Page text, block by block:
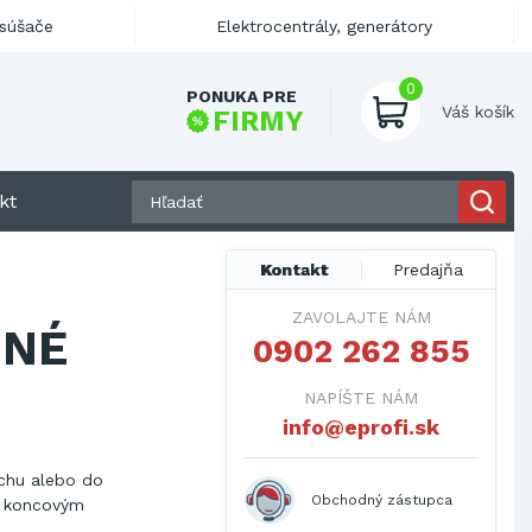
PONUKA PRE
FIRMY
0
Váš košík
alebo do
Kontakt Predajňa
ZAVOLAJTE NÁM
0902 262 855
NAPÍŠTE NÁM
info@eprofi.sk
Obchodný zástupca
Elektrocentrály, generátory